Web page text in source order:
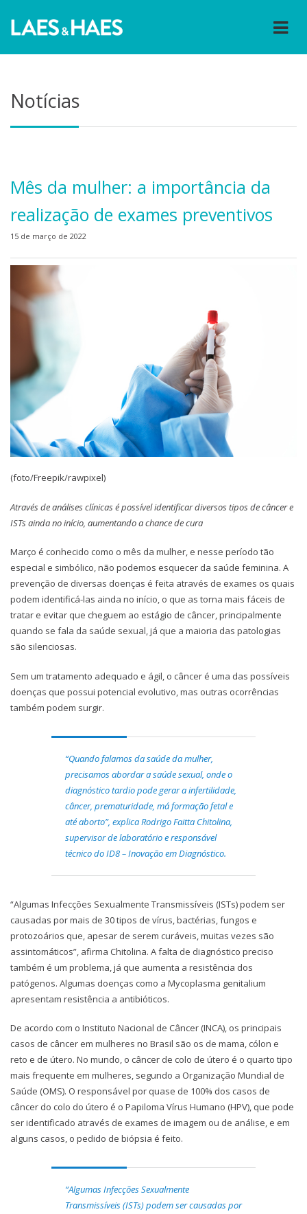
Notícias
Mês da mulher: a importância da
realização de exames preventivos
15 de março de 2022
(foto/Freepik/rawpixel)
Através de análises clínicas é possível identificar diversos tipos de câncer e
ISTs ainda no início, aumentando a chance de cura
Março é conhecido como o mês da mulher, e nesse período tão
especial e simbólico, não podemos esquecer da saúde feminina. A
prevenção de diversas doenças é feita através de exames os quais
podem identificá-las ainda no início, o que as torna mais fáceis de
tratar e evitar que cheguem ao estágio de câncer, principalmente
quando se fala da saúde sexual, já que a maioria das patologias
são silenciosas.
Sem um tratamento adequado e ágil, o câncer é uma das possíveis
doenças que possui potencial evolutivo, mas outras ocorrências
também podem surgir.
“Quando falamos da saúde da mulher,
precisamos abordar a saúde sexual, onde o
diagnóstico tardio pode gerar a infertilidade,
câncer, prematuridade, má formação fetal e
até aborto”, explica Rodrigo Faitta Chitolina,
supervisor de laboratório e responsável
técnico do ID8 – Inovação em Diagnóstico.
“Algumas Infecções Sexualmente Transmissíveis (ISTs) podem ser
causadas por mais de 30 tipos de vírus, bactérias, fungos e
protozoários que, apesar de serem curáveis, muitas vezes são
assintomáticos”, afirma Chitolina. A falta de diagnóstico preciso
também é um problema, já que aumenta a resistência dos
patógenos. Algumas doenças como a Mycoplasma genitalium
apresentam resistência a antibióticos.
De acordo com o Instituto Nacional de Câncer (INCA), os principais
casos de câncer em mulheres no Brasil são os de mama, cólon e
reto e de útero. No mundo, o câncer de colo de útero é o quarto tipo
mais frequente em mulheres, segundo a Organização Mundial de
Saúde (OMS). O responsável por quase de 100% dos casos de
câncer do colo do útero é o Papiloma Vírus Humano (HPV), que pode
ser identificado através de exames de imagem ou de análise, e em
alguns casos, o pedido de biópsia é feito.
“Algumas Infecções Sexualmente
Transmissíveis (ISTs) podem ser causadas por